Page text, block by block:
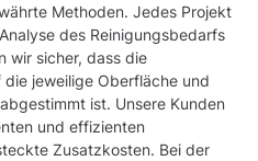
Methoden. Jedes Projekt
des Reinigungsbedarfs
wir sicher, dass die
jeweilige Oberfläche und
ist. Unsere Kunden
und effizienten
Zusatzkosten. Bei der